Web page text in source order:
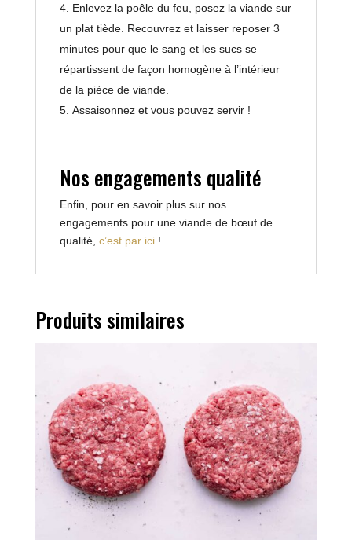
Enlevez la poêle du feu, posez la viande sur
un plat tiède. Recouvrez et laisser reposer 3
minutes pour que le sang et les sucs se
répartissent de façon homogène à l’intérieur
de la pièce de viande.
Assaisonnez et vous pouvez servir !
Nos engagements qualité
Enfin, pour en savoir plus sur nos
engagements pour une viande de bœuf de
qualité, c’est par ici!
Produits similaires